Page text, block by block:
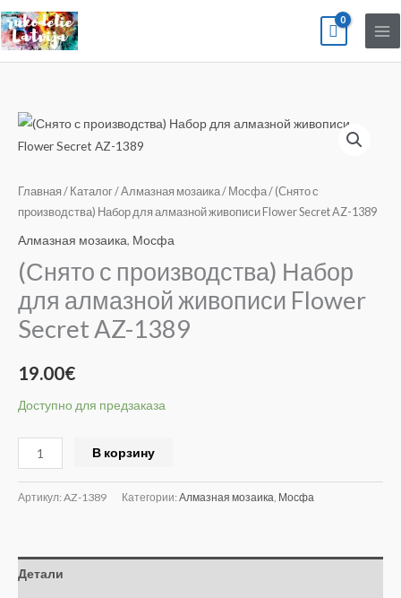
Перейти
к
содержимому
Главная / Каталог/Алмазная мозаика/ Мосфа/ (Снято с
производства) Набор для алмазной живописи Flower Secret AZ-1389
Алмазная мозаика, Мосфа
(Снято с производства) Набор
для алмазной живописи Flower
Secret AZ-1389
19.00€
Доступно для предзаказа
Количество
товара
с
производства)
Набор
алмазной
живописи
Flower
AZ-
В корзину
Артикул: AZ-1389 Категории: Алмазная мозаика Мосфа
Детали